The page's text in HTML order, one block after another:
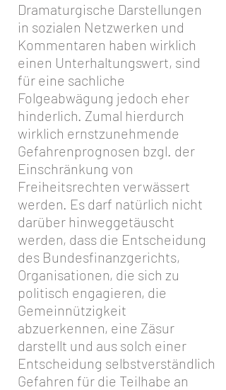
Dramaturgische Darstellungen
in sozialen Netzwerken und
Kommentaren haben wirklich
einen Unterhaltungswert, sind
für eine sachliche
Folgeabwägung jedoch eher
hinderlich. Zumal hierdurch
wirklich ernstzunehmende
Gefahrenprognosen bzgl. der
Einschränkung von
Freiheitsrechten verwässert
werden. Es darf natürlich nicht
darüber hinweggetäuscht
werden, dass die Entscheidung
des Bundesfinanzgerichts,
Organisationen, die sich zu
politisch engagieren, die
Gemeinnützigkeit
abzuerkennen, eine Zäsur
darstellt und aus solch einer
Entscheidung selbstverständlich
Gefahren für die Teilhabe an